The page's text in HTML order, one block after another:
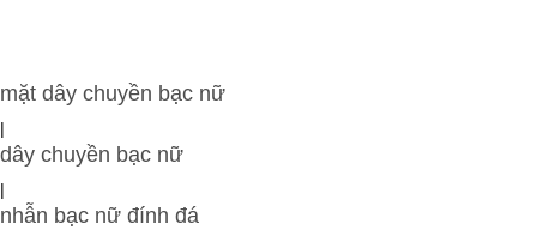
mặt dây chuyền bạc nữ
|
dây chuyền bạc nữ
|
nhẫn bạc nữ đính đá